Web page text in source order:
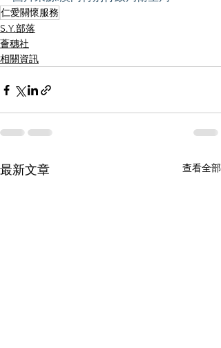
仁愛關懷服務
S.Y.部落
薈穗社
相關資訊
最新文章 查看全部